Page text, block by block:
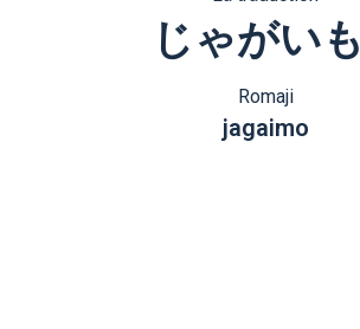
じゃがいも
Romaji
jagaimo